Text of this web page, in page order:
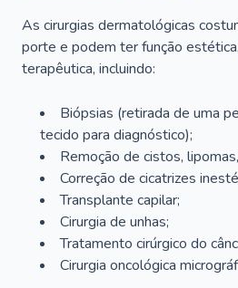
As cirurgias dermatológicas
porte e podem ter função
terapêutica, incluindo:
Biópsias (retirada de uma
tecido para diagnóstico);
Remoção de cistos,
Correção de cicatrizes
Transplante capilar;
Cirurgia de unhas;
Tratamento cirúrgico do
Cirurgia oncológica